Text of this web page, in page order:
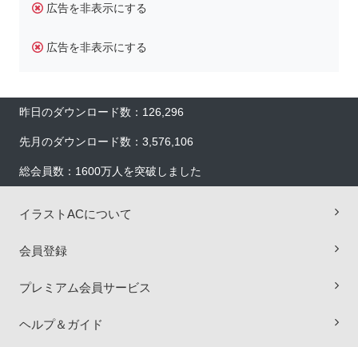
広告を非表示にする
広告を非表示にする
昨日のダウンロード数：126,296
先月のダウンロード数：3,576,106
総会員数：1600万人を突破しました
イラストACについて
会員登録
プレミアム会員サービス
ヘルプ＆ガイド